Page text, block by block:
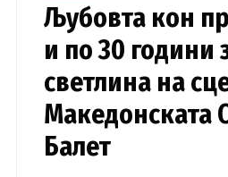
Љубовта кон
и по 30 години
светлина на
Македонската
Балет